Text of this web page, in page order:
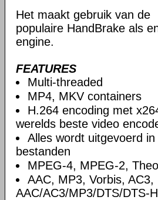
Het maakt gebruik van de
populaire HandBrake als
engine.
FEATURES
Multi-threaded
MP4, MKV containers
H.264 encoding met
werelds beste video
Alles wordt uitgevoerd
bestanden
MPEG-4, MPEG-2,
AAC, MP3, Vorbis,
AAC/AC3/MP3/DTS/DTS-